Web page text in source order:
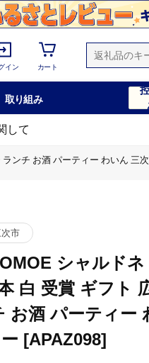
イン カート
取り組み
して
ンチ お酒 パーティー わいん 三
市
シャルド
白 受賞 ギフト
お酒 パーティー
[APAZ098]